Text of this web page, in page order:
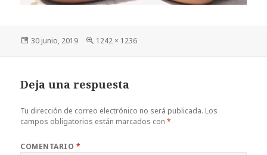
Publicado
30 junio, 2019
Tamaño
1242 × 1236
Deja una respuesta
Tu dirección de correo electrónico no será publicada. Los
campos obligatorios están marcados con*
COMENTARIO *